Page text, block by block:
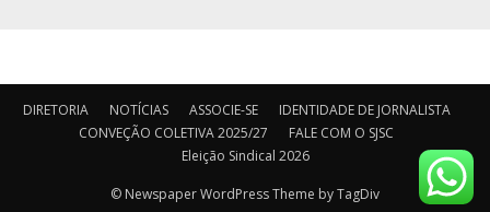
DIRETORIA NOTÍCIAS ASSOCIE-SE
IDENTIDADE DE JORNALISTA
CONVEÇÃO COLETIVA 2025/27
FALE COM O SJSC
Eleição Sindical 2026
© Newspaper WordPress Theme by TagDiv